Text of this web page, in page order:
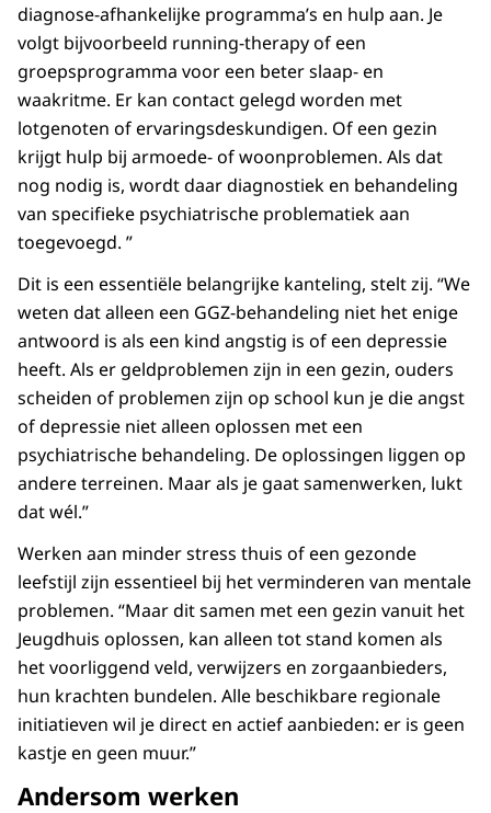
diagnose-afhankelijke programma’s en hulp aan. Je
volgt bijvoorbeeld running-therapy of een
groepsprogramma voor een beter slaap- en
waakritme. Er kan contact gelegd worden met
lotgenoten of ervaringsdeskundigen. Of een gezin
krijgt hulp bij armoede- of woonproblemen. Als dat
nog nodig is, wordt daar diagnostiek en behandeling
van specifieke psychiatrische problematiek aan
toegevoegd. ”
Dit is een essentiële belangrijke kanteling, stelt zij. “We
weten dat alleen een GGZ-behandeling niet het enige
antwoord is als een kind angstig is of een depressie
heeft. Als er geldproblemen zijn in een gezin, ouders
scheiden of problemen zijn op school kun je die angst
of depressie niet alleen oplossen met een
psychiatrische behandeling. De oplossingen liggen op
andere terreinen. Maar als je gaat samenwerken, lukt
dat wél.”
Werken aan minder stress thuis of een gezonde
leefstijl zijn essentieel bij het verminderen van mentale
problemen. “Maar dit samen met een gezin vanuit het
Jeugdhuis oplossen, kan alleen tot stand komen als
het voorliggend veld, verwijzers en zorgaanbieders,
hun krachten bundelen. Alle beschikbare regionale
initiatieven wil je direct en actief aanbieden: er is geen
kastje en geen muur.”
Andersom werken